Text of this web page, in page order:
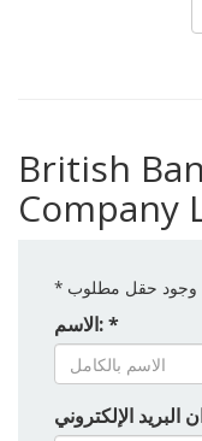
British
* وجود حقل مطلوب
الاسم: *